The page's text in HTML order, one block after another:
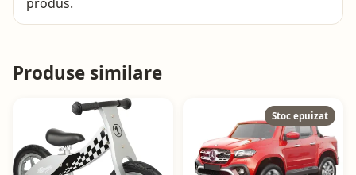
Produse similare
Stoc epuizat